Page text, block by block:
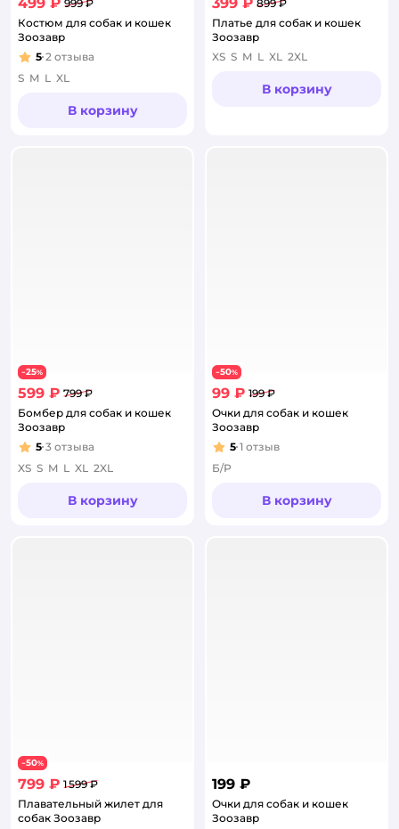
999 ₽
Костюм для собак и кошек
Зоозавр
Рейтинг:
5 2 отзыва
S M L XL
В корзину
899 ₽
Платье для собак и кошек
Зоозавр
XS S M L XL 2XL
В корзину
−25%
599 ₽ 799 ₽
Бомбер для собак и кошек
Зоозавр
Рейтинг:
5 3 отзыва
XS S M L XL 2XL
В корзину
−50%
99 ₽ 199 ₽
Очки для собак и кошек
Зоозавр
Рейтинг:
5 1 отзыв
Б/Р
В корзину
−50%
799 ₽ 1 599 ₽
Плавательный жилет для
собак Зоозавр
199 ₽
Очки для собак и кошек
Зоозавр